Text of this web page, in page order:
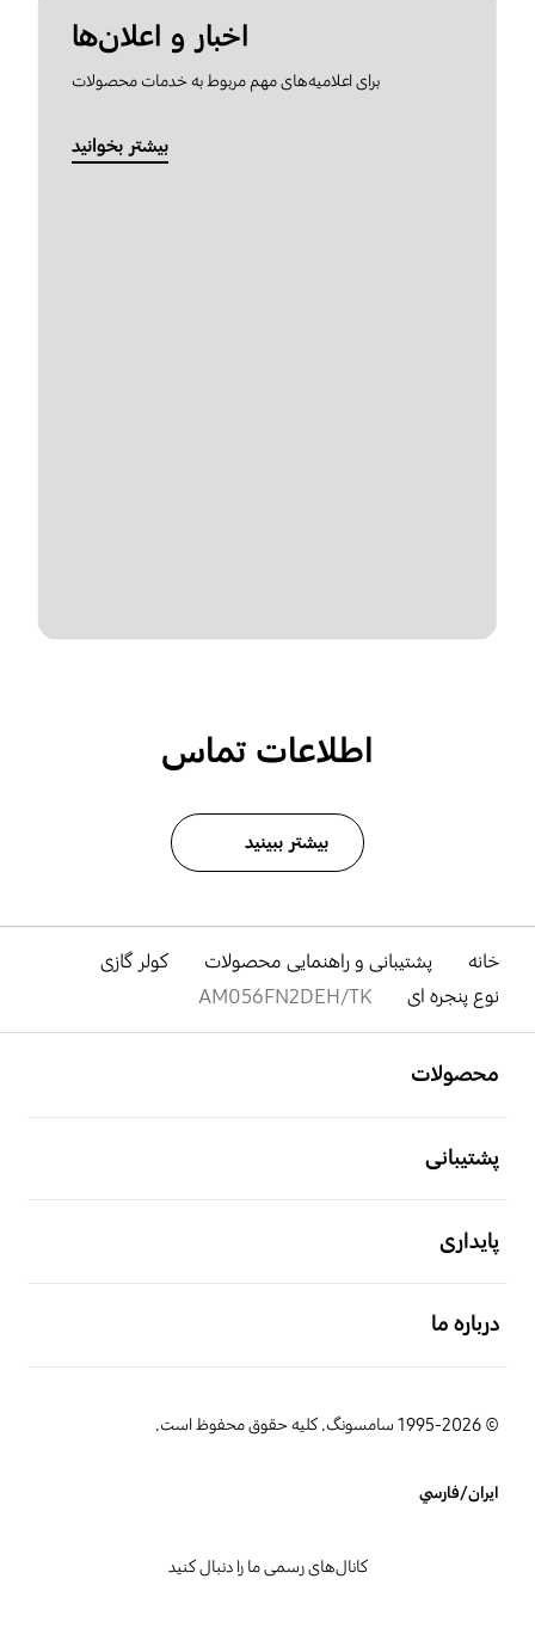
اخبار و اعلان‌ها
برای اعلامیه‌های مهم مربوط به خدمات محصولات
بیشتر بخوانید
اطلاعات تماس
بیشتر ببینید
خانه پشتیبانی و راهنمایی محصولات
کولر گازی
نوع پنجره ای
AM056FN2DEH/TK
محصولات
پشتیبانی
پایداری
درباره ما
© 1995-2026 سامسونگ. کلیه حقوق محفوظ است.
ایران/فارسي
کانال‌های رسمی ما را دنبال کنید